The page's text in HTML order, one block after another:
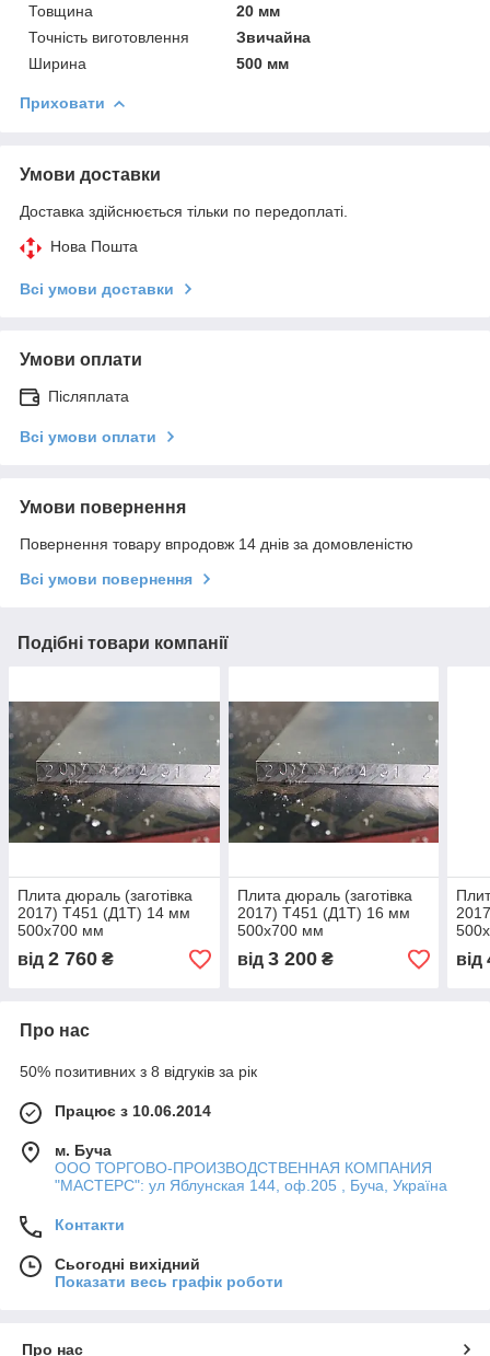
Товщина
20 мм
Точність виготовлення
Звичайна
Ширина
500 мм
Приховати
Умови доставки
Доставка здійснюється тільки по передоплаті.
Нова Пошта
Всі умови доставки
Умови оплати
Післяплата
Всі умови оплати
Умови повернення
Повернення товару впродовж 14 днів за домовленістю
Всі умови повернення
Подібні товари компанії
Плита дюраль (заготівка
2017) T451 (Д1Т) 14 мм
500х700 мм
від 2 760 ₴
Плита дюраль (заготівка
2017) T451 (Д1Т) 16 мм
500х700 мм
від 3 200₴ від
Про нас
50% позитивних з 8 відгуків за рік
Працює з 10.06.2014
м. Буча
ООО ТОРГОВО-ПРОИЗВОДСТВЕННАЯ КОМПАНИЯ
"МАСТЕРС": ул Яблунская 144, оф.205 , Буча, Україна
Контакти
Сьогодні вихідний
Показати весь графік роботи
Про нас